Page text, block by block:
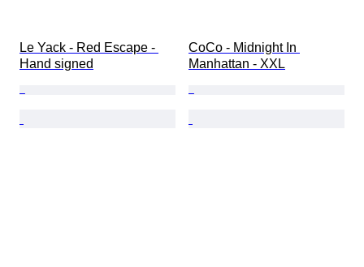
Le Yack - Red Escape -
Hand signed
CoCo - Midnight In
Manhattan - XXL